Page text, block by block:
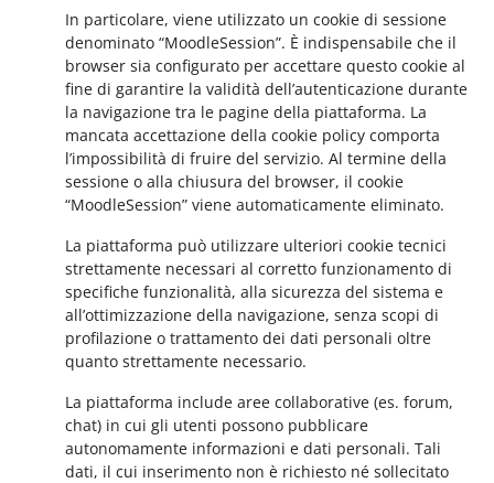
In particolare, viene utilizzato un cookie di sessione
denominato “MoodleSession”. È indispensabile che il
browser sia configurato per accettare questo cookie al
fine di garantire la validità dell’autenticazione durante
la navigazione tra le pagine della piattaforma. La
mancata accettazione della cookie policy comporta
l’impossibilità di fruire del servizio. Al termine della
sessione o alla chiusura del browser, il cookie
“MoodleSession” viene automaticamente eliminato.
La piattaforma può utilizzare ulteriori cookie tecnici
strettamente necessari al corretto funzionamento di
specifiche funzionalità, alla sicurezza del sistema e
all’ottimizzazione della navigazione, senza scopi di
profilazione o trattamento dei dati personali oltre
quanto strettamente necessario.
La piattaforma include aree collaborative (es. forum,
chat) in cui gli utenti possono pubblicare
autonomamente informazioni e dati personali. Tali
dati, il cui inserimento non è richiesto né sollecitato